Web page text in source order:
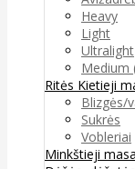
Heavy
Light
Ultralight
Medium
Ritės Kietieji
Blizgės/
Sukrės
Vobleriai
Minkštieji